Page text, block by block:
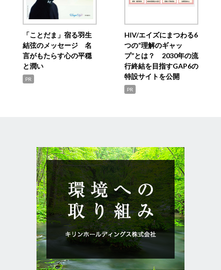
「ことだま」宿る羽生
結弦のメッセージ 名
言がもたらす心の平穏
と潤い
PR
HIV/エイズにまつわる6
つの“理解のギャッ
プ”とは？ 2030年の流
行終結を目指すGAP6の
特設サイトを公開
PR